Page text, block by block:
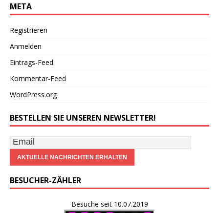
META
Registrieren
Anmelden
Eintrags-Feed
Kommentar-Feed
WordPress.org
BESTELLEN SIE UNSEREN NEWSLETTER!
BESUCHER-ZÄHLER
Besuche seit 10.07.2019